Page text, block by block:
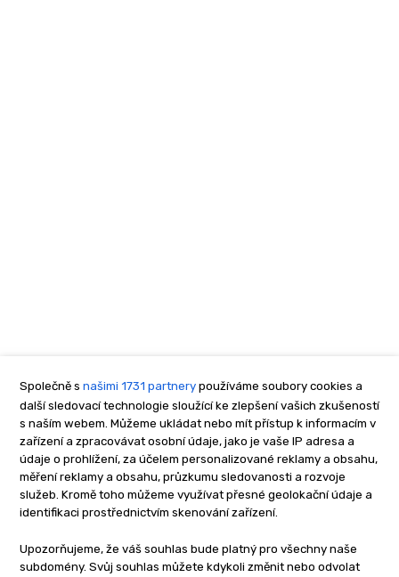
Společně s našimi 1731 partnery používáme soubory cookies a
další sledovací technologie sloužící ke zlepšení vašich zkušeností
s naším webem. Můžeme ukládat nebo mít přístup k informacím v
zařízení a zpracovávat osobní údaje, jako je vaše IP adresa a
údaje o prohlížení, za účelem personalizované reklamy a obsahu,
měření reklamy a obsahu, průzkumu sledovanosti a rozvoje
služeb. Kromě toho můžeme využívat přesné geolokační údaje a
identifikaci prostřednictvím skenování zařízení.
Upozorňujeme, že váš souhlas bude platný pro všechny naše
subdomény. Svůj souhlas můžete kdykoli změnit nebo odvolat